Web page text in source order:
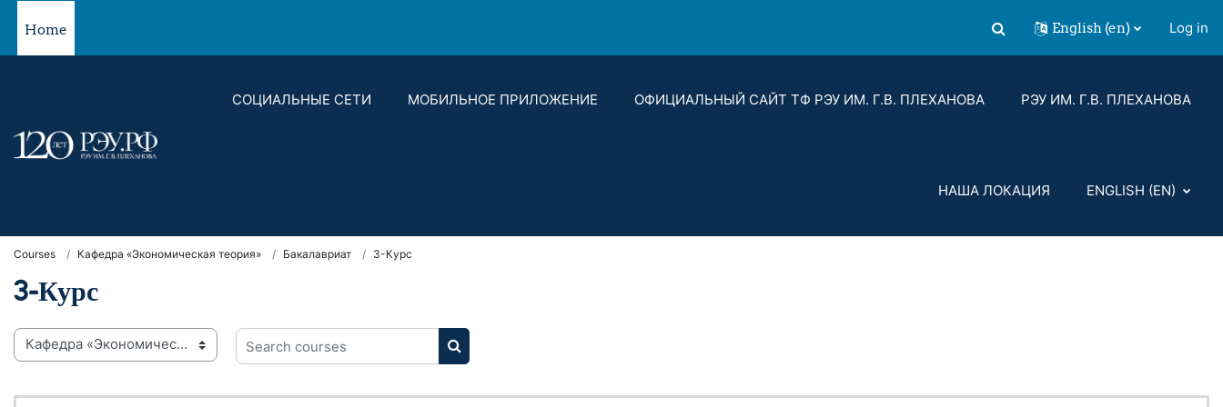
Home
Toggle search input
English ‎(en)‎ Log in
СОЦИАЛЬНЫЕ СЕТИ МОБИЛЬНОЕ ПРИЛОЖЕНИЕ ОФИЦИАЛЬНЫЙ САЙТ ТФ РЭУ ИМ. Г.В. ПЛЕХАНОВА РЭУ ИМ. Г.В. ПЛЕХАНОВА
НАША ЛОКАЦИЯ ENGLISH ‎(EN)‎
Courses Кафедра «Экономическая теория» Бакалавриат 3-Курс
3-Курс
categories
Search courses
SEARCH COURSES